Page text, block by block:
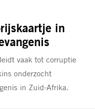
in
vaak tot corruptie
onderzocht
in Zuid-Afrika.